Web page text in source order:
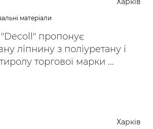
матеріали
пропонує
ліпнину з поліуретану і
торгової марки ...
Харків